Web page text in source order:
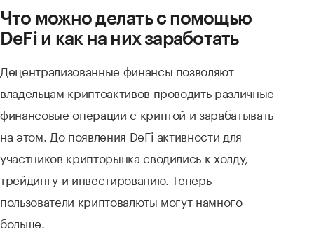
Что можно делать с помощью
DeFi и как на них заработать
Децентрализованные финансы позволяют
владельцам криптоактивов проводить различные
финансовые операции с криптой и зарабатывать
на этом. До появления DeFi активности для
участников крипторынка сводились к холду,
трейдингу и инвестированию. Теперь
пользователи криптовалюты могут намного
больше.